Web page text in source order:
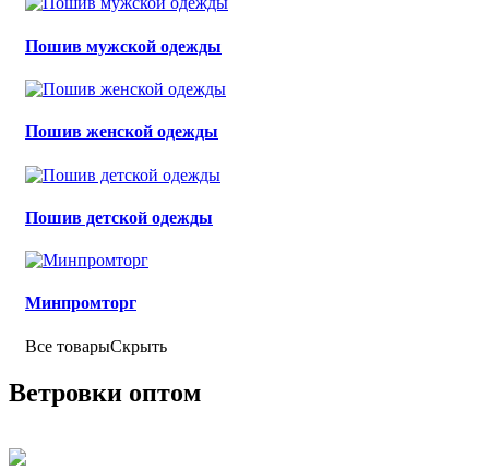
Пошив мужской одежды
Пошив женской одежды
Пошив детской одежды
Минпромторг
Все товарыСкрыть
Ветровки оптом